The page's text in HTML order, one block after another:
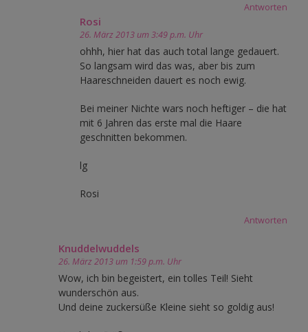
Antworten
Rosi
26. März 2013 um 3:49 p.m. Uhr
ohhh, hier hat das auch total lange gedauert.
So langsam wird das was, aber bis zum
Haareschneiden dauert es noch ewig.
Bei meiner Nichte wars noch heftiger – die hat
mit 6 Jahren das erste mal die Haare
geschnitten bekommen.
lg
Rosi
Antworten
Knuddelwuddels
26. März 2013 um 1:59 p.m. Uhr
Wow, ich bin begeistert, ein tolles Teil! Sieht
wunderschön aus.
Und deine zuckersüße Kleine sieht so goldig aus!